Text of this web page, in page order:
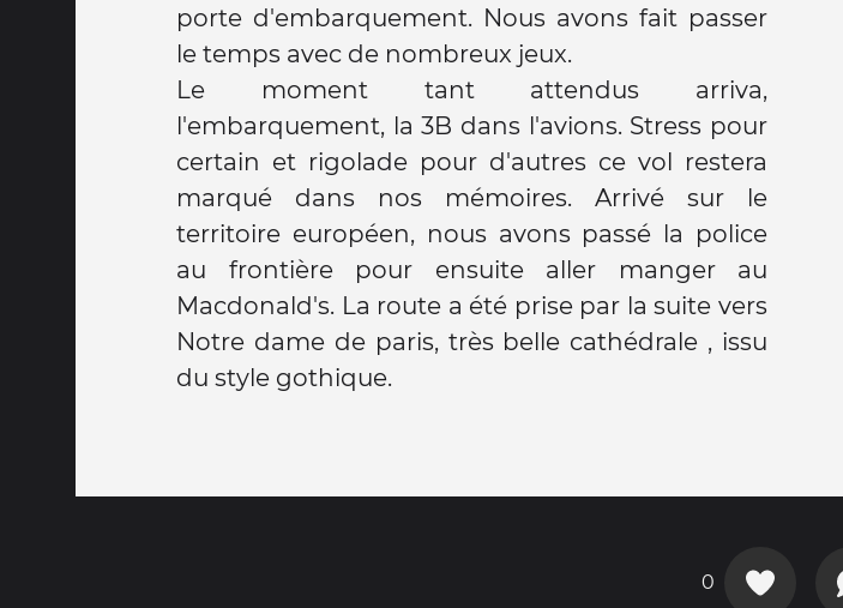
porte d'embarquement. Nous avons fait passer
le temps avec de nombreux jeux.
Le moment tant attendus arriva,
l'embarquement, la 3B dans l'avions. Stress pour
certain et rigolade pour d'autres ce vol restera
marqué dans nos mémoires. Arrivé sur le
territoire européen, nous avons passé la police
au frontière pour ensuite aller manger au
Macdonald's. La route a été prise par la suite vers
Notre dame de paris, très belle cathédrale , issu
du style gothique.
0